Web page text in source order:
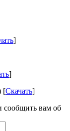
]
]
[Скачать]
сообщить вам об